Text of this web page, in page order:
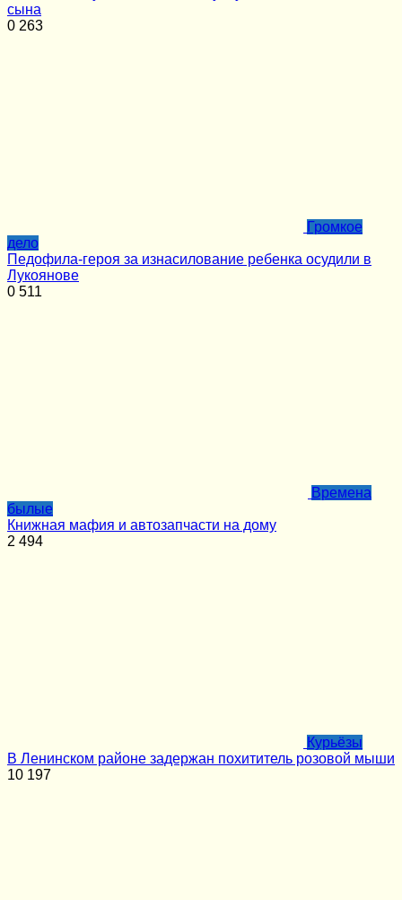
сына
0 263
Громкое
дело
Педофила-героя за изнасилование ребенка осудили в
Лукоянове
0 511
Времена
былые
Книжная мафия и автозапчасти на дому
2 494
Курьёзы
В Ленинском районе задержан похититель розовой мыши
10 197